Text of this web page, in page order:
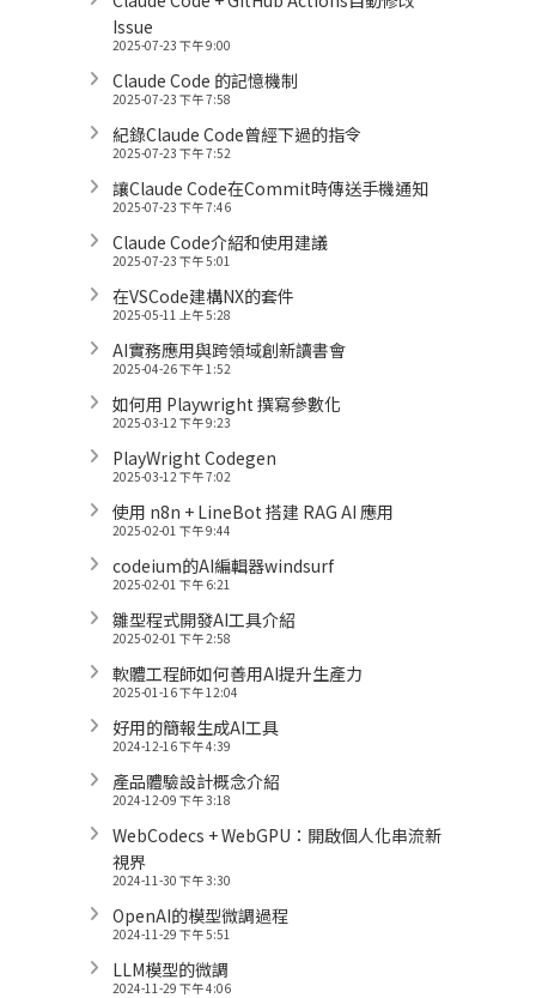
Issue
2025-07-23 下午 9:00
Claude Code 的記憶機制
2025-07-23 下午 7:58
紀錄Claude Code曾經下過的指令
2025-07-23 下午 7:52
讓Claude Code在Commit時傳送手機通知
2025-07-23 下午 7:46
Claude Code介紹和使用建議
2025-07-23 下午 5:01
在VSCode建構NX的套件
2025-05-11 上午 5:28
AI實務應用與跨領域創新讀書會
2025-04-26 下午 1:52
如何用 Playwright 撰寫參數化
2025-03-12 下午 9:23
PlayWright Codegen
2025-03-12 下午 7:02
使用 n8n + LineBot 搭建 RAG AI 應用
2025-02-01 下午 9:44
codeium的AI編輯器windsurf
2025-02-01 下午 6:21
雛型程式開發AI工具介紹
2025-02-01 下午 2:58
軟體工程師如何善用AI提升生產力
2025-01-16 下午 12:04
好用的簡報生成AI工具
2024-12-16 下午 4:39
產品體驗設計概念介紹
2024-12-09 下午 3:18
WebCodecs + WebGPU：開啟個人化串流新
視界
2024-11-30 下午 3:30
OpenAI的模型微調過程
2024-11-29 下午 5:51
LLM模型的微調
2024-11-29 下午 4:06